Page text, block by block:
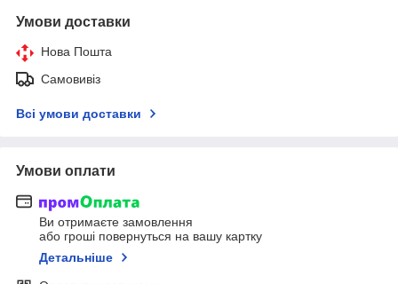
Умови доставки
Нова Пошта
Самовивіз
Всі умови доставки
Умови оплати
Ви отримаєте замовлення
або гроші повернуться на вашу картку
Детальніше